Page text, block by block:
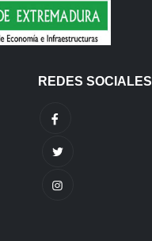
REDES SOCIALES